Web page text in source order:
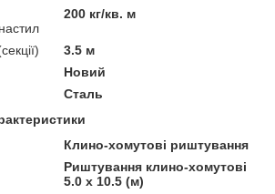
200 кг/кв. м
3.5 м
Новий
Сталь
Клино-хомутові риштування
Риштування клино-хомутові
5.0 х 10.5 (м)